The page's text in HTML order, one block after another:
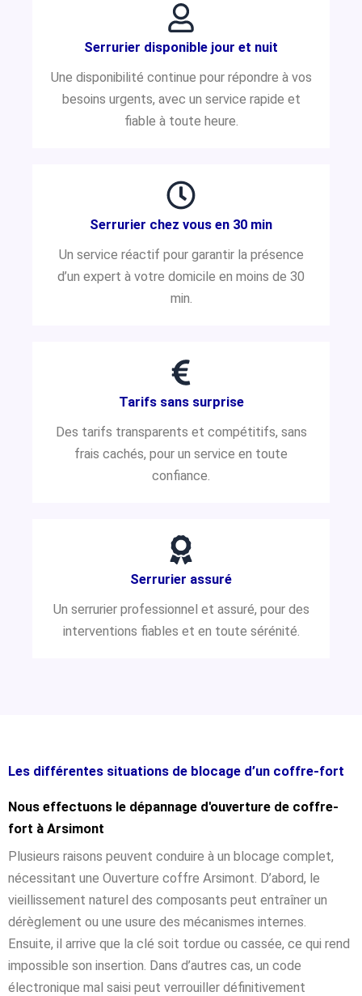
Serrurier disponible jour et nuit
Une disponibilité continue pour répondre à vos
besoins urgents, avec un service rapide et
fiable à toute heure.
Serrurier chez vous en 30 min
Un service réactif pour garantir la présence
d’un expert à votre domicile en moins de 30
min.
Tarifs sans surprise
Des tarifs transparents et compétitifs, sans
frais cachés, pour un service en toute
confiance.
Serrurier assuré
Un serrurier professionnel et assuré, pour des
interventions fiables et en toute sérénité.
Les différentes situations de blocage d’un coffre-fort
Nous effectuons le dépannage d'ouverture de coffre-
fort à Arsimont
Plusieurs raisons peuvent conduire à un blocage complet,
nécessitant une Ouverture coffre Arsimont. D’abord, le
vieillissement naturel des composants peut entraîner un
dérèglement ou une usure des mécanismes internes.
Ensuite, il arrive que la clé soit tordue ou cassée, ce qui rend
impossible son insertion. Dans d’autres cas, un code
électronique mal saisi peut verrouiller définitivement